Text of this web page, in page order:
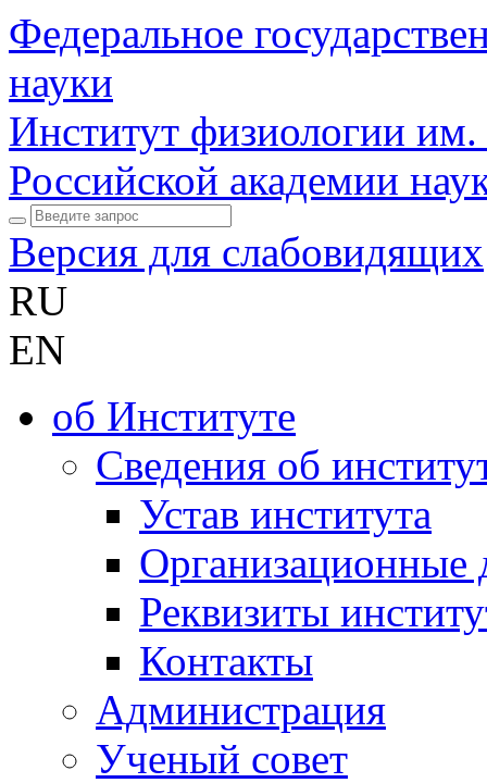
Федеральное
науки
Институт физиологии
Российской академии
Версия для слабовидящих
RU
EN
об Институте
Сведения об
Устав института
Организационные
Реквизиты
Контакты
Администрация
Ученый совет